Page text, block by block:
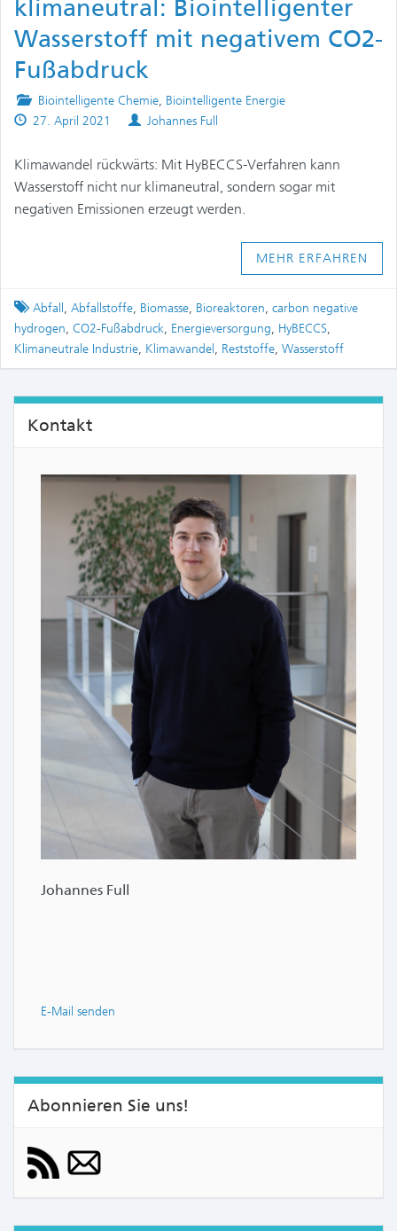
klimaneutral: Biointelligenter
Wasserstoff mit negativem CO2-
Fußabdruck
Posted
in
Biointelligente Chemie, Biointelligente Energie
Published
27. April 2021 Authors
Johannes Full
Klimawandel rückwärts: Mit HyBECCS-Verfahren kann
Wasserstoff nicht nur klimaneutral, sondern sogar mit
negativen Emissionen erzeugt werden.
MEHR ERFAHREN
Tagged
Abfall , Abfallstoffe, Biomasse, Bioreaktoren, carbon negative
hydrogen, CO2-Fußabdruck, Energieversorgung, HyBECCS,
Klimaneutrale Industrie, Klimawandel , Reststoffe, Wasserstoff
Kontakt
Johannes Full
E-Mail senden
Abonnieren Sie uns!